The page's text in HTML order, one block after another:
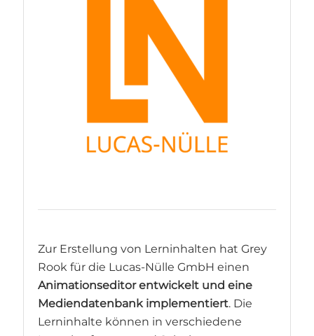
Zur Erstellung von Lerninhalten hat Grey
Rook für die Lucas-Nülle GmbH einen
Animationseditor entwickelt und eine
Mediendatenbank implementiert. Die
Lerninhalte können in verschiedene